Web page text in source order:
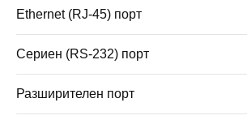
Ethernet (RJ-45) порт
Сериен (RS-232) порт
Разширителен порт